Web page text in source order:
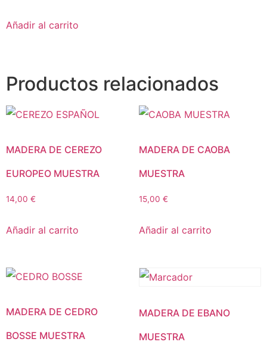
Añadir al carrito
Productos relacionados
MADERA DE CEREZO
EUROPEO MUESTRA
14,00 €
Añadir al carrito
MADERA DE CAOBA
MUESTRA
15,00 €
Añadir al carrito
MADERA DE CEDRO
BOSSE MUESTRA
MADERA DE EBANO
MUESTRA